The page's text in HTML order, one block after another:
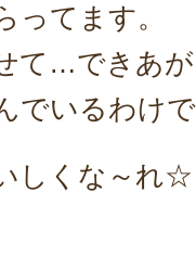
ってます。
て…できあ
でいるわけ
しくな～れ☆